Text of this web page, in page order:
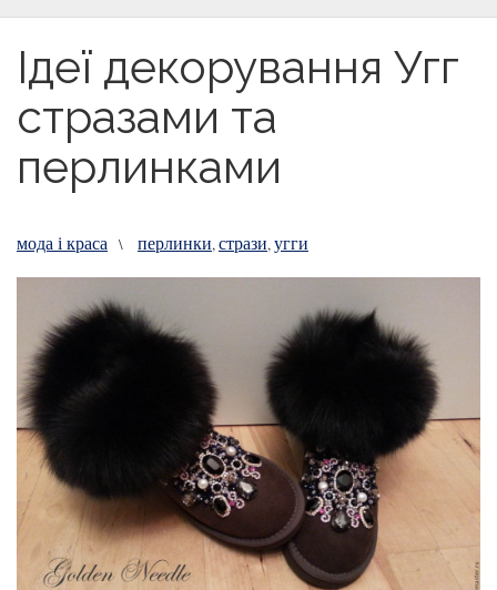
Ідеї декорування Угг
стразами та
перлинками
мода і краса \ перлинки,стрази,угги